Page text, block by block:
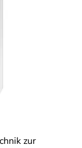
zur